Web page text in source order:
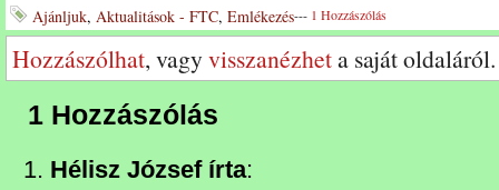
Ajánljuk, Aktualitások - FTC, Emlékezés--- 1 Hozzászólás
Hozzászólhat, vagyvisszanézheta saját oldaláról.
1 Hozzászólás
Hélisz József írta: